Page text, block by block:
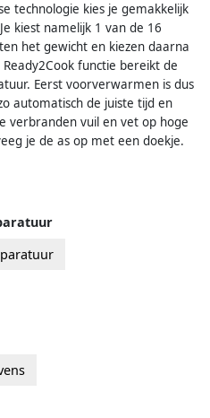
technologie kies je gemakkelijk
kiest namelijk 1 van de 16
het gewicht en kiezen daarna
functie bereikt de
Eerst voorverwarmen is dus
automatisch de juiste tijd en
verbranden vuil en vet op hoge
je de as op met een doekje.